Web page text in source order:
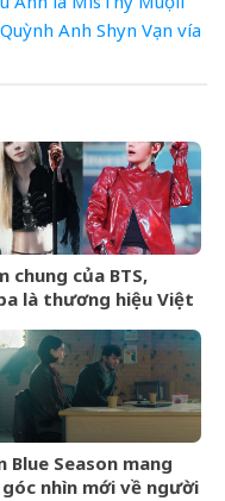
Quỳnh Anh Shyn Vạn vía
chung của BTS,
là thương hiệu Việt
Blue Season mang
nhìn mới về người